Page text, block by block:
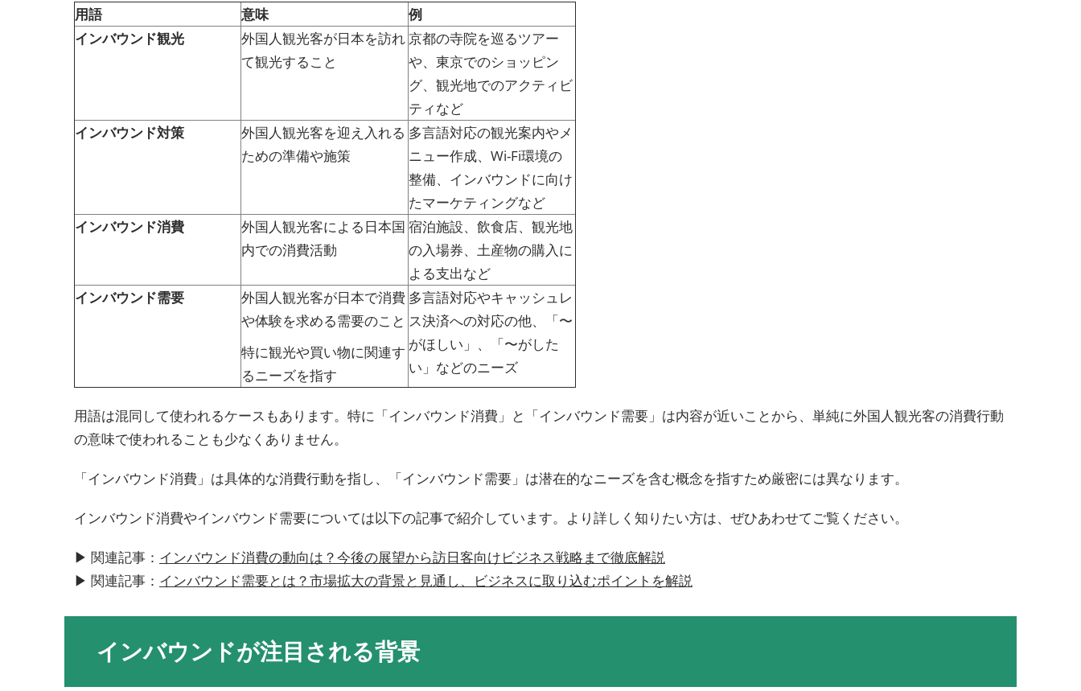
用語 意味
例
インバウンド観光
外国人観光客が日本を訪れ
て観光すること
京都の寺院を巡るツアー
や、東京でのショッピン
グ、観光地でのアクティビ
ティなど
インバウンド対策
外国人観光客を迎え入れる
ための準備や施策
多言語対応の観光案内やメ
ニュー作成、Wi-Fi環境の
整備、インバウンドに向け
たマーケティングなど
インバウンド消費
外国人観光客による日本国
内での消費活動
宿泊施設、飲食店、観光地
の入場券、土産物の購入に
よる支出など
インバウンド需要
外国人観光客が日本で消費
や体験を求める需要のこと
特に観光や買い物に関連す
るニーズを指す
多言語対応やキャッシュレ
ス決済への対応の他、「〜
がほしい」、「〜がした
い」などのニーズ
用語は混同して使われるケースもあります。特に「インバウンド消費」と「インバウンド需要」は内容が近いことから、単純に外国人観光客の消費行動
の意味で使われることも少なくありません。
「インバウンド消費」は具体的な消費行動を指し、「インバウンド需要」は潜在的なニーズを含む概念を指すため厳密には異なります。
インバウンド消費やインバウンド需要については以下の記事で紹介しています。より詳しく知りたい方は、ぜひあわせてご覧ください。
▶︎ 関連記事： インバウンド消費の動向は？今後の展望から訪日客向けビジネス戦略まで徹底解説
▶︎ 関連記事： インバウンド需要とは？市場拡大の背景と見通し、ビジネスに取り込むポイントを解説
インバウンドが注目される背景